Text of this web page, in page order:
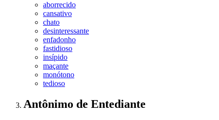
aborrecido
cansativo
chato
desinteressante
enfadonho
fastidioso
insípido
maçante
monótono
tedioso
Antônimo de Entediante